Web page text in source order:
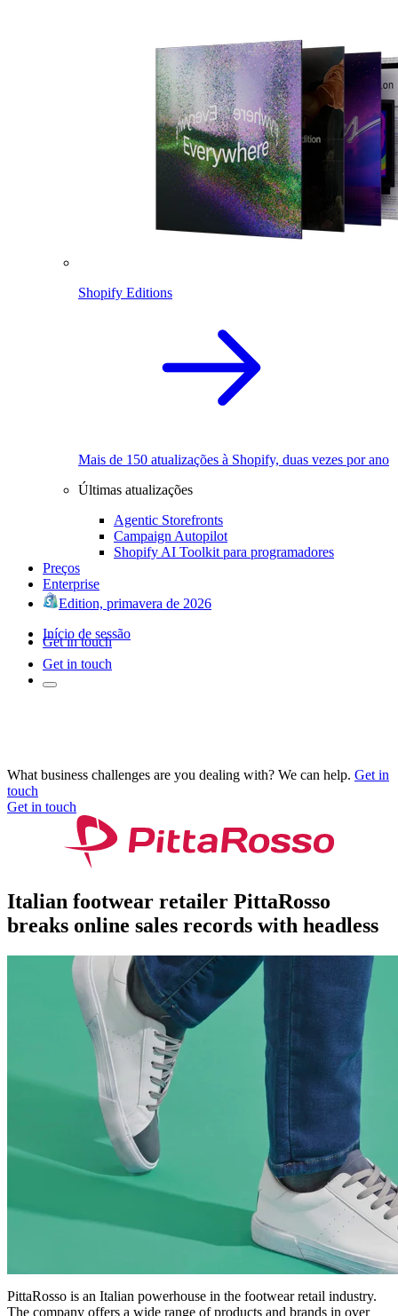
Shopify Editions
Mais de 150 atualizações à Shopify, duas vezes por ano
Últimas atualizações
Agentic Storefronts
Campaign Autopilot
Shopify AI Toolkit para programadores
Preços
Enterprise
Edition, primavera de 2026
Início de sessão
Get in touch
Get in touch
What business challenges are you dealing with? We can help. Get in
touch
Get in touch
Italian footwear retailer PittaRosso
breaks online sales records with headless
PittaRosso is an Italian powerhouse in the footwear retail industry.
The company offers a wide range of products and brands in over